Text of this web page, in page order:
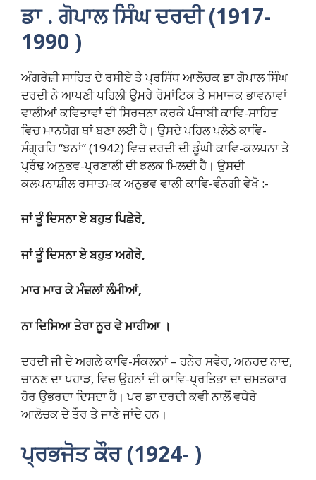
ਡਾ . ਗੋਪਾਲ ਸਿੰਘ ਦਰਦੀ (1917-
1990 )
ਅੰਗਰੇਜ਼ੀ ਸਾਹਿਤ ਦੇ ਰਸੀਏ ਤੇ ਪ੍ਰਸਿੱਧ ਆਲੋਚਕ ਡਾ ਗੋਪਾਲ ਸਿੰਘ
ਦਰਦੀ ਨੇ ਆਪਣੀ ਪਹਿਲੀ ਉਮਰੇ ਰੋਮਾਂਟਿਕ ਤੇ ਸਮਾਜਕ ਭਾਵਨਾਵਾਂ
ਵਾਲੀਆਂ ਕਵਿਤਾਵਾਂ ਦੀ ਸਿਰਜਨਾ ਕਰਕੇ ਪੰਜਾਬੀ ਕਾਵਿ-ਸਾਹਿਤ
ਵਿਚ ਮਾਨਯੋਗ ਥਾਂ ਬਣਾ ਲਈ ਹੈ। ਉਸਦੇ ਪਹਿਲ ਪਲੇਠੇ ਕਾਵਿ-
ਸੰਗ੍ਰਹਿ “ਝਨਾਂ” (1942) ਵਿਚ ਦਰਦੀ ਦੀ ਡੂੰਘੀ ਕਾਵਿ-ਕਲਪਨਾ ਤੇ
ਪ੍ਰੌਢ ਅਨੁਭਵ-ਪ੍ਰਣਾਲੀ ਦੀ ਝਲਕ ਮਿਲਦੀ ਹੈ। ਉਸਦੀ
ਕਲਪਨਾਸ਼ੀਲ ਰਸਾਤਮਕ ਅਨੁਭਵ ਵਾਲੀ ਕਾਵਿ-ਵੰਨਗੀ ਵੇਖੋ :-
ਜਾਂ ਤੂੰ ਦਿਸਨਾ ਏ ਬਹੁਤ ਪਿਛੇਰੇ,
ਜਾਂ ਤੂੰ ਦਿਸਨਾ ਏ ਬਹੁਤ ਅਗੇਰੇ,
ਮਾਰ ਮਾਰ ਕੇ ਮੰਜ਼ਲਾਂ ਲੰਮੀਆਂ,
ਨਾ ਦਿਸਿਆ ਤੇਰਾ ਨੂਰ ਵੇ ਮਾਹੀਆ ।
ਦਰਦੀ ਜੀ ਦੇ ਅਗਲੇ ਕਾਵਿ-ਸੰਕਲਨਾਂ – ਹਨੇਰ ਸਵੇਰ, ਅਨਹਦ ਨਾਦ,
ਚਾਨਣ ਦਾ ਪਹਾੜ, ਵਿਚ ਉਹਨਾਂ ਦੀ ਕਾਵਿ-ਪ੍ਰਤਿਭਾ ਦਾ ਚਮਤਕਾਰ
ਹੋਰ ਉਭਰਦਾ ਦਿਸਦਾ ਹੈ। ਪਰ ਡਾ ਦਰਦੀ ਕਵੀ ਨਾਲੋਂ ਵਧੇਰੇ
ਆਲੋਚਕ ਦੇ ਤੌਰ ਤੇ ਜਾਣੇ ਜਾਂਦੇ ਹਨ।
ਪ੍ਰਭਜੋਤ ਕੌਰ (1924- )